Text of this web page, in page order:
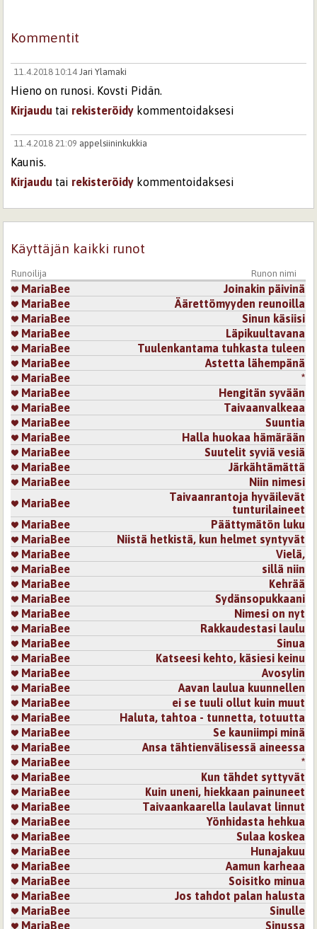
Kommentit
11.4.2018 10:14 Jari Ylamaki
Hieno on runosi. Kovsti Pidän.
Kirjaudu tai rekisteröidy kommentoidaksesi
11.4.2018 21:09 appelsiininkukkia
Kaunis.
Kirjaudu tai rekisteröidy kommentoidaksesi
Sivut
Käyttäjän kaikki runot
Runoilija Runon nimi
MariaBee
Joinakin päivinä
MariaBee
Äärettömyyden reunoilla
MariaBee
Sinun käsiisi
MariaBee
Läpikuultavana
MariaBee
Tuulenkantama tuhkasta tuleen
MariaBee
Astetta lähempänä
MariaBee
*
MariaBee
Hengitän syvään
MariaBee
Taivaanvalkeaa
MariaBee
Suuntia
MariaBee
Halla huokaa hämärään
MariaBee
Suutelit syviä vesiä
MariaBee
Järkähtämättä
MariaBee
Niin nimesi
MariaBee
Taivaanrantoja hyväilevät
tunturilaineet
MariaBee
Päättymätön luku
MariaBee
Niistä hetkistä, kun helmet syntyvät
MariaBee
Vielä,
MariaBee
sillä niin
MariaBee
Kehrää
MariaBee
Sydänsopukkaani
MariaBee
Nimesi on nyt
MariaBee
Rakkaudestasi laulu
MariaBee
Sinua
MariaBee
Katseesi kehto, käsiesi keinu
MariaBee
Avosylin
MariaBee
Aavan laulua kuunnellen
MariaBee
ei se tuuli ollut kuin muut
MariaBee
Haluta, tahtoa - tunnetta, totuutta
MariaBee
Se kauniimpi minä
MariaBee
Ansa tähtienvälisessä aineessa
MariaBee
*
MariaBee
Kun tähdet syttyvät
MariaBee
Kuin uneni, hiekkaan painuneet
MariaBee
Taivaankaarella laulavat linnut
MariaBee
Yönhidasta hehkua
MariaBee
Sulaa koskea
MariaBee
Hunajakuu
MariaBee
Aamun karheaa
MariaBee
Soisitko minua
MariaBee
Jos tahdot palan halusta
MariaBee
Sinulle
MariaBee
Sinussa